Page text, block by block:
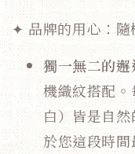
✦ 品牌的用心：
獨一無二的邂
機織紋搭配。
白）皆是自
於您這段時間